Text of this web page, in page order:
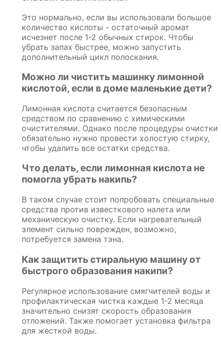
Это нормально, если вы использовали большое
количество кислоты - остаточный аромат
исчезнет после 1-2 обычных стирок. Чтобы
убрать запах быстрее, можно запустить
дополнительный цикл полоскания.
Можно ли чистить машинку лимонной
кислотой, если в доме маленькие дети?
Лимонная кислота считается безопасным
средством по сравнению с химическими
очистителями. Однако после процедуры очистки
обязательно нужно провести холостую стирку,
чтобы удалить все остатки средства.
Что делать, если лимонная кислота не
помогла убрать накипь?
В таком случае стоит попробовать специальные
средства против известкового налета или
механическую очистку. Если нагревательный
элемент сильно поврежден, возможно,
потребуется замена тэна.
Как защитить стиральную машину от
быстрого образования накипи?
Регулярное использование смягчителей воды и
профилактическая чистка каждые 1-2 месяца
значительно снизят скорость образования
отложений. Также помогает установка фильтра
для жесткой воды.